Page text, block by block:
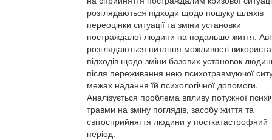
розглядаються підходи щодо пошуку шляхів
переоцінки ситуації та зміни установки
постраждалої людини на подальше життя.
розглядаються питання можливості
підходів щодо зміни базових установок
після переживання нею психотравмуючої
межах надання їй психологічної допомоги.
Аналізується проблема впливу потужної
травми на зміну поглядів, засобу життя та
світосприйняття людини у посткатастрофний
період.